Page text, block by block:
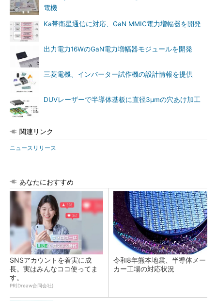
電機
Ka帯衛星通信に対応、GaN MMIC電力増幅器を開発
出力電力16WのGaN電力増幅器モジュールを開発
三菱電機、インバーター試作機の設計情報を提供
DUVレーザーで半導体基板に直径3μmの穴あけ加工
関連リンク
ニュースリリース
あなたにおすすめ
SNSアカウントを着実に成
長。実はみんなココ使ってま
す。
PR(Dreaw合同会社)
令和8年熊本地震、半導体メー
カー工場の対応状況